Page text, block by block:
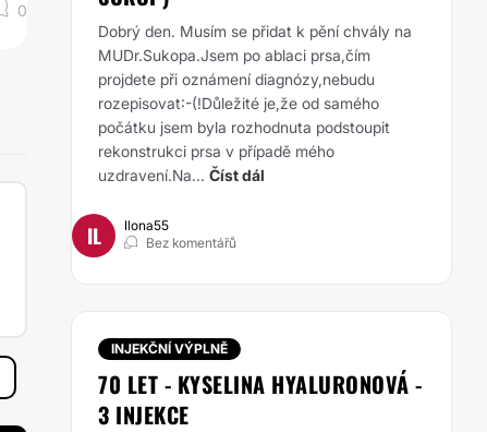
0
Dobrý den. Musím se přidat k pění chvály na
MUDr.Sukopa.Jsem po ablaci prsa,čím
projdete při oznámení diagnózy,nebudu
rozepisovat:-(!Důležité je,že od samého
počátku jsem byla rozhodnuta podstoupit
rekonstrukci prsa v případě mého
uzdravení.Na... Číst dál
IL
Ilona55
Bez komentářů
INJEKČNÍ VÝPLNĚ
70 LET - KYSELINA HYALURONOVÁ -
3 INJEKCE